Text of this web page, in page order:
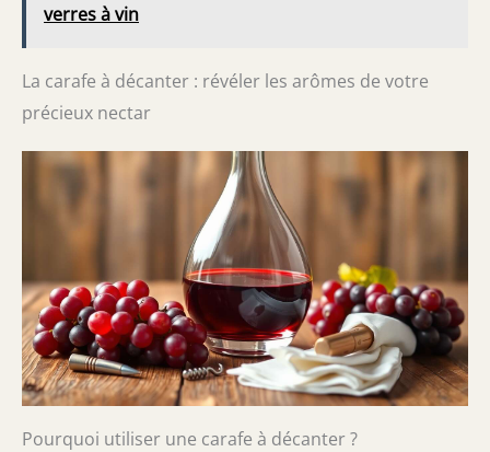
verres à vin
La carafe à décanter : révéler les arômes de votre
précieux nectar
Pourquoi utiliser une carafe à décanter ?